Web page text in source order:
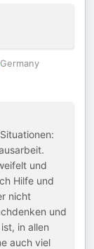
Germany
und
Hilfe und
nicht
und
in allen
auch viel